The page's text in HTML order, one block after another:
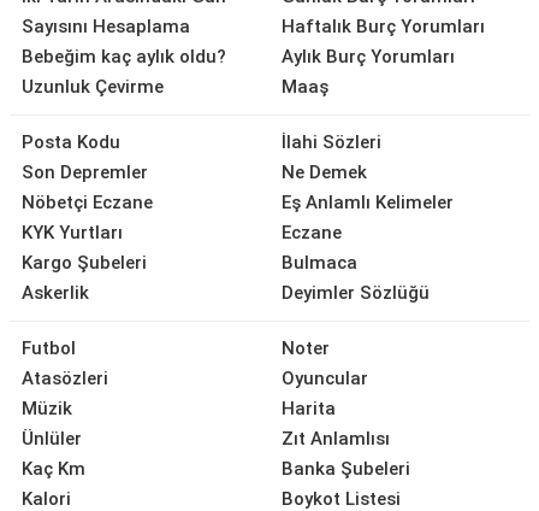
Sayısını Hesaplama
Bebeğim kaç aylık oldu?
Uzunluk Çevirme
Haftalık Burç Yorumları
Aylık Burç Yorumları
Maaş
Posta Kodu
Son Depremler
Nöbetçi Eczane
KYK Yurtları
Kargo Şubeleri
Askerlik
İlahi Sözleri
Ne Demek
Eş Anlamlı Kelimeler
Eczane
Bulmaca
Deyimler Sözlüğü
Futbol
Atasözleri
Müzik
Ünlüler
Kaç Km
Kalori
Noter
Oyuncular
Harita
Zıt Anlamlısı
Banka Şubeleri
Boykot Listesi